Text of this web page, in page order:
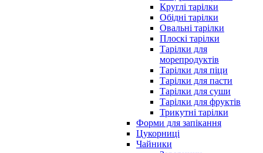
Круглі тарілки
Обідні тарілки
Овальні тарілки
Плоскі тарілки
Тарілки для
морепродуктів
Тарілки для піци
Тарілки для пасти
Тарілки для суши
Тарілки для фруктів
Трикутні тарілки
Форми для запікання
Цукорниці
Чайники